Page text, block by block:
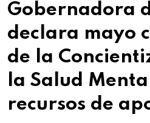
Gobernadora
declara mayo
de la
la Salud
recursos de